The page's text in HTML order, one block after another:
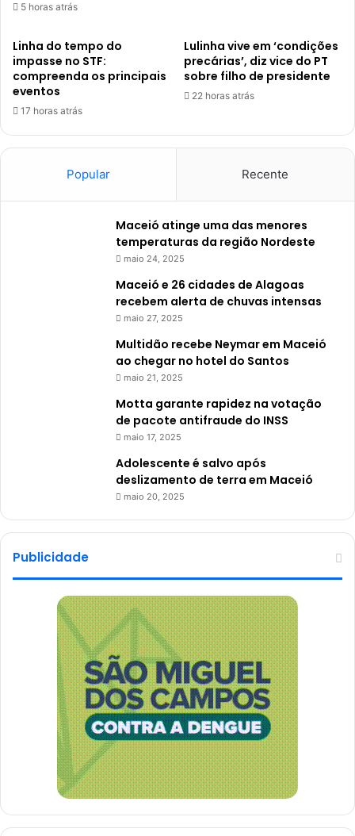
5 horas atrás
Linha do tempo do
impasse no STF:
compreenda os principais
eventos
17 horas atrás
Lulinha vive em ‘condições
precárias’, diz vice do PT
sobre filho de presidente
22 horas atrás
Popular Recente
Maceió atinge uma das menores
temperaturas da região Nordeste
maio 24, 2025
Maceió e 26 cidades de Alagoas
recebem alerta de chuvas intensas
maio 27, 2025
Multidão recebe Neymar em Maceió
ao chegar no hotel do Santos
maio 21, 2025
Motta garante rapidez na votação
de pacote antifraude do INSS
maio 17, 2025
Adolescente é salvo após
deslizamento de terra em Maceió
maio 20, 2025
Publicidade